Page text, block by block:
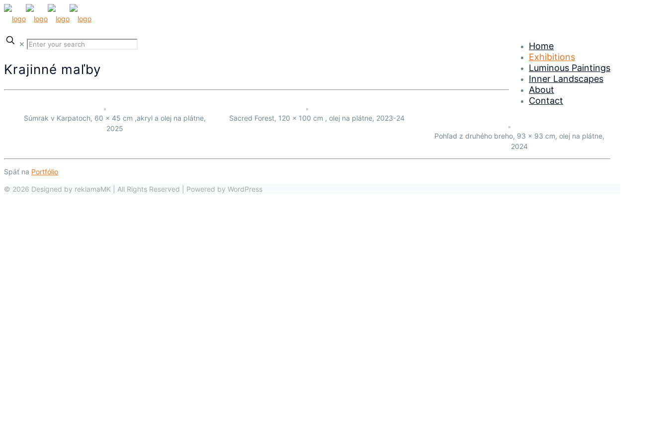
Home
Exhibitions
Luminous Paintings
Inner Landscapes
About
Contact
✕
Krajinné maľby
Súmrak v Karpatoch, 60 x 45 cm ,akryl a olej na plátne,
2025
Sacred Forest, 120 x 100 cm , olej na plátne, 2023-24
Pohľad z druhého breho, 93 x 93 cm, olej na plátne,
2024
Späť na Portfólio
© 2026 Designed by reklamaMK | All Rights Reserved | Powered by WordPress